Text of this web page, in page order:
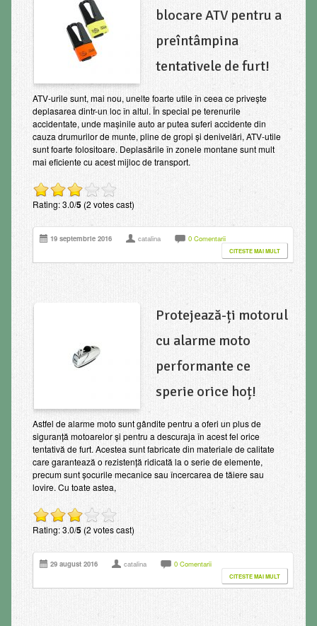
blocare ATV pentru a
preîntâmpina
tentativele de furt!
ATV-urile sunt, mai nou, unelte foarte utile în ceea ce privește
deplasarea dintr-un loc în altul. În special pe terenurile
accidentate, unde mașinile auto ar putea suferi accidente din
cauza drumurilor de munte, pline de gropi și denivelări, ATV-utile
sunt foarte folositoare. Deplasările în zonele montane sunt mult
mai eficiente cu acest mijloc de transport.
Rating: 3.0/5(2 votes cast)
19 septembrie 2016 catalina 0 Comentarii
CITESTE MAI MULT
Protejează-ți motorul
cu alarme moto
performante ce
sperie orice hoț!
Astfel de alarme moto sunt gândite pentru a oferi un plus de
siguranță motoarelor și pentru a descuraja în acest fel orice
tentativă de furt. Acestea sunt fabricate din materiale de calitate
care garantează o rezistență ridicată la o serie de elemente,
precum sunt șocurile mecanice sau încercarea de tăiere sau
lovire. Cu toate astea,
Rating: 3.0/5(2 votes cast)
29 august 2016 catalina 0 Comentarii
CITESTE MAI MULT